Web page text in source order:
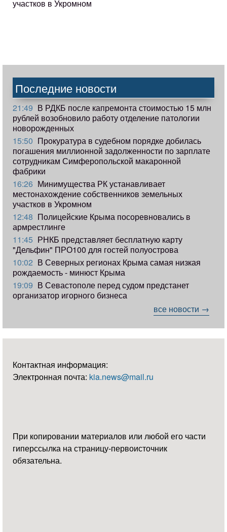
участков в Укромном
Последние новости
21:49 В РДКБ после капремонта стоимостью 15 млн
рублей возобновило работу отделение патологии
новорожденных
15:50 Прокуратура в судебном порядке добилась
погашения миллионной задолженности по зарплате
сотрудникам Симферопольской макаронной
фабрики
16:26 Минимущества РК устанавливает
местонахождение собственников земельных
участков в Укромном
12:48 Полицейские Крыма посоревновались в
армрестлинге
11:45 РНКБ представляет бесплатную карту
"Дельфин" ПРО100 для гостей полуострова
10:02 В Северных регионах Крыма самая низкая
рождаемость - минюст Крыма
19:09 В Севастополе перед судом предстанет
организатор игорного бизнеса
все новости →
Контактная информация:
Электронная почта: kia.news@mail.ru
При копировании материалов или любой его части
гиперссылка на страницу-первоисточник
обязательна.